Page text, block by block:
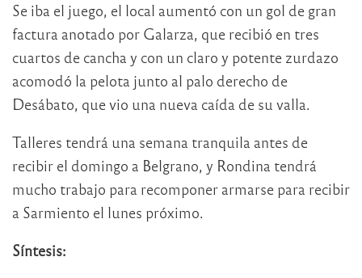
Se iba el juego, el local aumentó con un gol de gran
factura anotado por Galarza, que recibió en tres
cuartos de cancha y con un claro y potente zurdazo
acomodó la pelota junto al palo derecho de
Desábato, que vio una nueva caída de su valla.
Talleres tendrá una semana tranquila antes de
recibir el domingo a Belgrano, y Rondina tendrá
mucho trabajo para recomponer armarse para recibir
a Sarmiento el lunes próximo.
Síntesis: